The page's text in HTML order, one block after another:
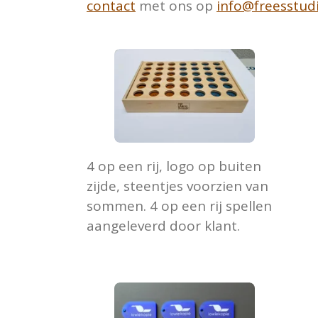
contact met ons op
4 op een rij, logo op buiten
zijde, steentjes voorzien van
sommen. 4 op een rij spellen
aangeleverd door klant.